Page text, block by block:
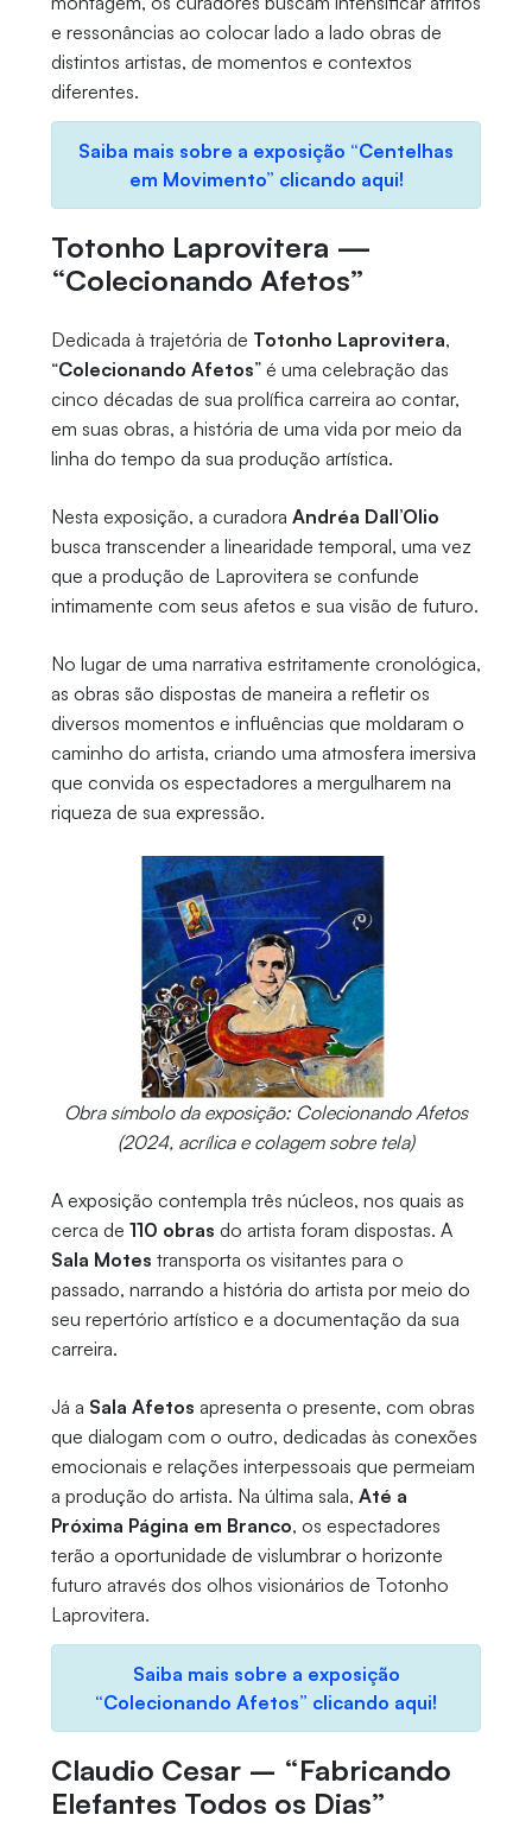
e ressonâncias ao colocar lado a lado obras de
distintos artistas, de momentos e contextos
diferentes.
Saiba mais sobre a exposição “Centelhas
em Movimento” clicando aqui!
Totonho Laprovitera —
“Colecionando Afetos”
Dedicada à trajetória de Totonho Laprovitera,
“Colecionando Afetos” é uma celebração das
cinco décadas de sua prolífica carreira ao contar,
em suas obras, a história de uma vida por meio da
linha do tempo da sua produção artística.
Nesta exposição, a curadora Andréa Dall’Olio
busca transcender a linearidade temporal, uma vez
que a produção de Laprovitera se confunde
intimamente com seus afetos e sua visão de futuro.
No lugar de uma narrativa estritamente cronológica,
as obras são dispostas de maneira a refletir os
diversos momentos e influências que moldaram o
caminho do artista, criando uma atmosfera imersiva
que convida os espectadores a mergulharem na
riqueza de sua expressão.
Obra símbolo da exposição: Colecionando Afetos
(2024, acrílica e colagem sobre tela)
A exposição contempla três núcleos, nos quais as
cerca de 110 obras do artista foram dispostas. A
Sala Motes transporta os visitantes para o
passado, narrando a história do artista por meio do
seu repertório artístico e a documentação da sua
carreira.
Já a Sala Afetos apresenta o presente, com obras
que dialogam com o outro, dedicadas às conexões
emocionais e relações interpessoais que permeiam
a produção do artista. Na última sala, Até a
Próxima Página em Branco, os espectadores
terão a oportunidade de vislumbrar o horizonte
futuro através dos olhos visionários de Totonho
Laprovitera.
Saiba mais sobre a exposição
“Colecionando Afetos” clicando aqui!
Claudio Cesar – “Fabricando
Elefantes Todos os Dias”